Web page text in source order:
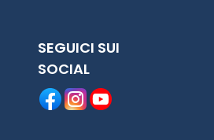
SEGUICI SUI
SOCIAL